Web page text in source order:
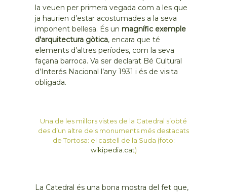
la veuen per primera vegada com a les que
ja haurien d’estar acostumades a la seva
imponent bellesa. És un magnífic exemple
d’arquitectura gòtica, encara que té
elements d’altres períodes, com la seva
façana barroca. Va ser declarat Bé Cultural
d’Interés Nacional l’any 1931 i és de visita
obligada.
Una de les millors vistes de la Catedral s’obté
des d’un altre dels monuments més destacats
de Tortosa: el castell de la Suda (foto:
wikipedia.cat)
La Catedral és una bona mostra del fet que,